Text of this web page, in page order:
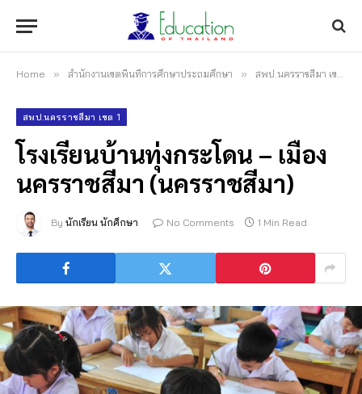
Home » สำนักงานเขตพื้นที่การศึกษาประถมศึกษา » สพป.นครราชสีมา เขต 1
สพป.นครราชสีมา เขต 1
โรงเรียนบ้านทุ่งกระโดน – เมือง
นครราชสีมา (นครราชสีมา)
By นักเรียน นักศึกษา No Comments 1 Min Read